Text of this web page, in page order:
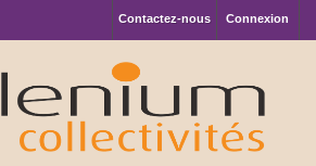
Connexion
Contactez-nous